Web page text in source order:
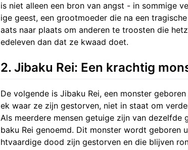
is niet alleen een bron van angst - in sommige
ige geest, een grootmoeder die na een
aats naar plaats om anderen te troosten die
edeleven dan dat ze kwaad doet.
2. Jibaku Rei: Een krachtig
De volgende is Jibaku Rei, een monster
ek waar ze zijn gestorven, niet in staat om
Als meerdere mensen getuige zijn van
baku Rei genoemd. Dit monster wordt geboren
htvaardige dood zijn gestorven en die blijven